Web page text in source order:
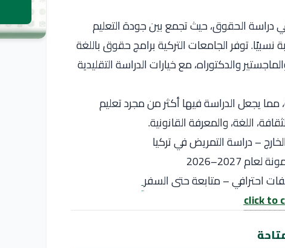
دراسة الحقوق، حيث تجمع بين جودة التعليم
نسبيًا. توفر الجامعات التركية برامج حقوق باللغة
والدكتوراه، مع خيارات الدراسة التقليدية
مما يجعل الدراسة فيها أكثر من مجرد تعليم
اللغة، والمعرفة القانونية.
2027–2026
احترافي – متابعة حتى السفر
click to